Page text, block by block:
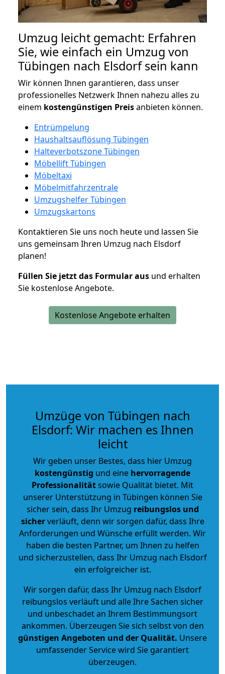
Umzug leicht gemacht: Erfahren
Sie, wie einfach ein Umzug von
Tübingen nach Elsdorf sein kann
Wir können Ihnen garantieren, dass unser
professionelles Netzwerk Ihnen nahezu alles zu
einem kostengünstigen Preisanbieten können.
Entrümpelung
Haushaltsauflösung Tübingen
Halteverbotszone Tübingen
Möbellift Tübingen
Möbeltaxi
Möbelmitfahrzentrale
Umzugshelfer Tübingen
Umzugskartons
Kontaktieren Sie uns noch heute und lassen Sie
uns gemeinsam Ihren Umzug nach Elsdorf
planen!
Füllen Sie jetzt das Formular aus und erhalten
Sie kostenlose Angebote.
Kostenlose Angebote erhalten
Umzüge von Tübingen nach
Elsdorf: Wir machen es Ihnen
leicht
Wir geben unser Bestes, dass hier Umzug
kostengünstig und eine hervorragende
Professionalitätsowie Qualität bietet. Mit
unserer Unterstützung in Tübingen können Sie
sicher sein, dass Ihr Umzug reibungslos und
sicherverläuft, denn wir sorgen dafür, dass Ihre
Anforderungen und Wünsche erfüllt werden. Wir
haben die besten Partner, um Ihnen zu helfen
und sicherzustellen, dass Ihr Umzug nach Elsdorf
ein erfolgreicher ist.
Wir sorgen dafür, dass Ihr Umzug nach Elsdorf
reibungslos verläuft und alle Ihre Sachen sicher
und unbeschadet an Ihrem Bestimmungsort
ankommen. Überzeugen Sie sich selbst von den
günstigen Angeboten und der Qualität. Unsere
umfassender Service wird Sie garantiert
überzeugen.